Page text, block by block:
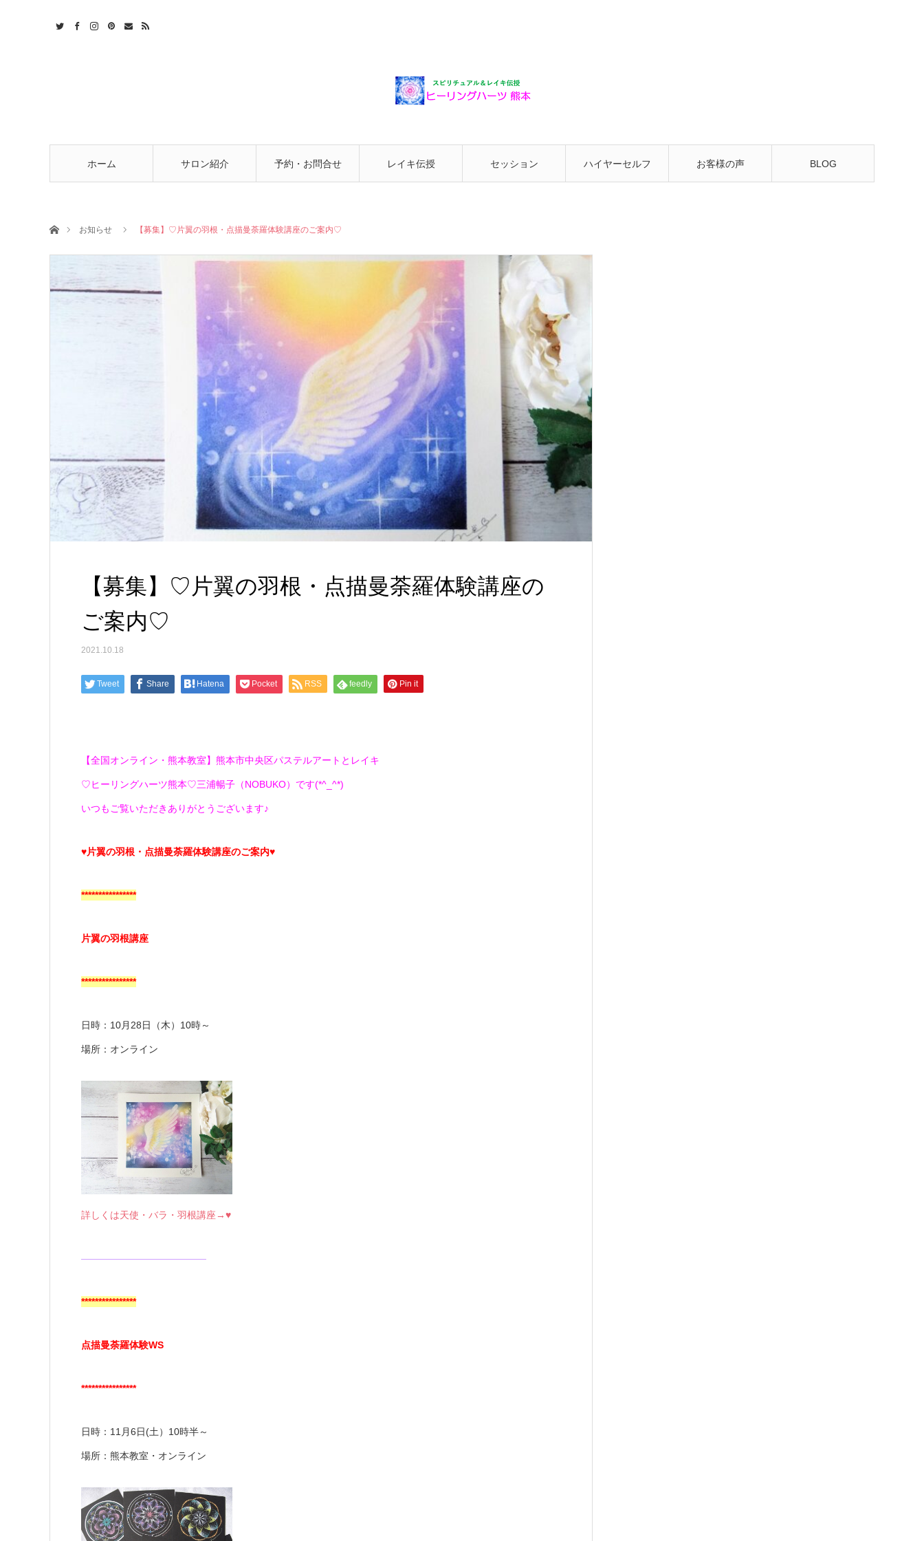
ホーム サロン紹介 予約・お問合せ レイキ伝授 セッション ハイヤーセルフ お客様の声 BLOG
ホームお知らせ 【募集】♡片翼の羽根・点描曼荼羅体験講座のご案内♡
【募集】♡片翼の羽根・点描曼荼羅体験講座の
ご案内♡
2021.10.18
Tweet Share Hatena Pocket RSS feedly Pin it
【全国オンライン・熊本教室】熊本市中央区パステルアートとレイキ
♡ヒーリングハーツ熊本♡三浦暢子（NOBUKO）です(*^_^*)
いつもご覧いただきありがとうございます♪
♥片翼の羽根・点描曼荼羅体験講座のご案内♥
****************
片翼の羽根講座
****************
日時：10月28日（木）10時～
場所：オンライン
詳しくは天使・バラ・羽根講座→♥
—————————————
****************
点描曼荼羅体験WS
****************
日時：11月6日(土）10時半～
場所：熊本教室・オンライン